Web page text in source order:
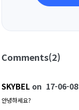
Comments(2)
SKYBEL on 17-06-
안녕하세요?